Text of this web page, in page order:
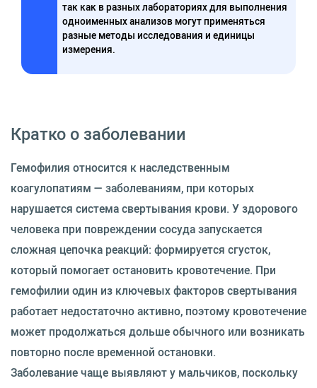
так как в разных лабораториях для выполнения
одноименных анализов могут применяться
разные методы исследования и единицы
измерения.
Кратко о заболевании
Гемофилия относится к наследственным
коагулопатиям — заболеваниям, при которых
нарушается система свертывания крови. У здорового
человека при повреждении сосуда запускается
сложная цепочка реакций: формируется сгусток,
который помогает остановить кровотечение. При
гемофилии один из ключевых факторов свертывания
работает недостаточно активно, поэтому кровотечение
может продолжаться дольше обычного или возникать
повторно после временной остановки.
Заболевание чаще выявляют у мальчиков, поскольку